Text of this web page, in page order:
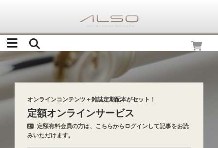
オンラインコンテンツ＋雑誌定期配本がセット！
定額オンラインサービス
定額有料会員の方は、こちらからログインして記事をお読
みいただけます。